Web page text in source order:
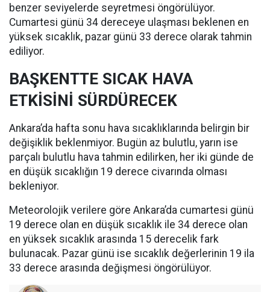
benzer seviyelerde seyretmesi öngörülüyor.
Cumartesi günü 34 dereceye ulaşması beklenen en
yüksek sıcaklık, pazar günü 33 derece olarak tahmin
ediliyor.
BAŞKENTTE SICAK HAVA
ETKİSİNİ SÜRDÜRECEK
Ankara’da hafta sonu hava sıcaklıklarında belirgin bir
değişiklik beklenmiyor. Bugün az bulutlu, yarın ise
parçalı bulutlu hava tahmin edilirken, her iki günde de
en düşük sıcaklığın 19 derece civarında olması
bekleniyor.
Meteorolojik verilere göre Ankara’da cumartesi günü
19 derece olan en düşük sıcaklık ile 34 derece olan
en yüksek sıcaklık arasında 15 derecelik fark
bulunacak. Pazar günü ise sıcaklık değerlerinin 19 ila
33 derece arasında değişmesi öngörülüyor.